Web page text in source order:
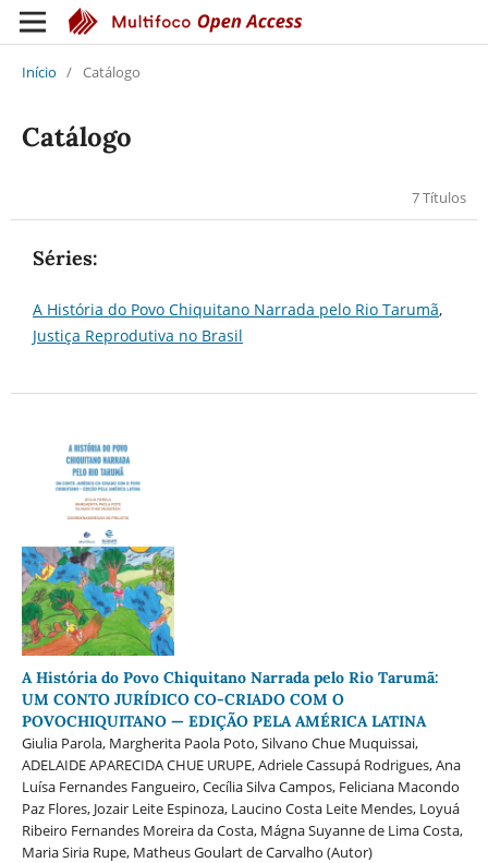
Início / Catálogo
Catálogo
7 Títulos
Séries:
A História do Povo Chiquitano Narrada pelo Rio Tarumã,
Justiça Reprodutiva no Brasil
A História do Povo Chiquitano Narrada pelo Rio Tarumã:
UM CONTO JURÍDICO CO-CRIADO COM O
POVOCHIQUITANO — EDIÇÃO PELA AMÉRICA LATINA
Giulia Parola, Margherita Paola Poto, Silvano Chue Muquissai,
ADELAIDE APARECIDA CHUE URUPE, Adriele Cassupá Rodrigues, Ana
Luísa Fernandes Fangueiro, Cecília Silva Campos, Feliciana Macondo
Paz Flores, Jozair Leite Espinoza, Laucino Costa Leite Mendes, Loyuá
Ribeiro Fernandes Moreira da Costa, Mágna Suyanne de Lima Costa,
Maria Siria Rupe, Matheus Goulart de Carvalho (Autor)